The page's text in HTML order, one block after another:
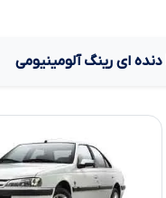
دنده ای رینگ آلومینیومی